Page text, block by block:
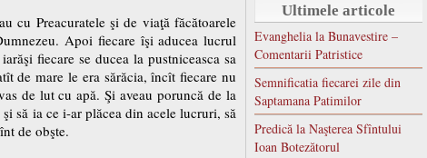
Ultimele articole
Evanghelia la Bunavestire –
Comentarii Patristice
Semnificatia fiecarei zile din
Saptamana Patimilor
Predică la Naşterea Sfîntului
Ioan Botezătorul
cu Preacuratele şi de viaţă făcătoarele
Apoi fiecare îşi aducea lucrul
fiecare se ducea la pustniceasca sa
de mare le era sărăcia, încît fiecare nu
de lut cu apă. Şi aveau poruncă de la
să ia ce i-ar plăcea din acele lucruri, să
de obşte.